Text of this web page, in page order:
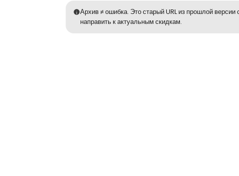
Архив ≠ ошибка. Это старый URL из прошлой
направить к актуальным скидкам.